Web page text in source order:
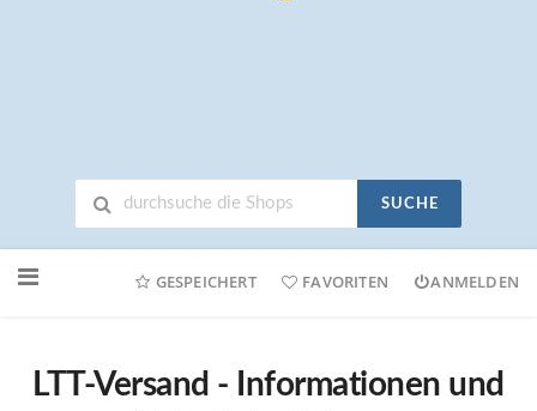
SUCHE
Online-
GESPEICHERT FAVORITEN ANMELDEN
LTT-Versand - Informationen und